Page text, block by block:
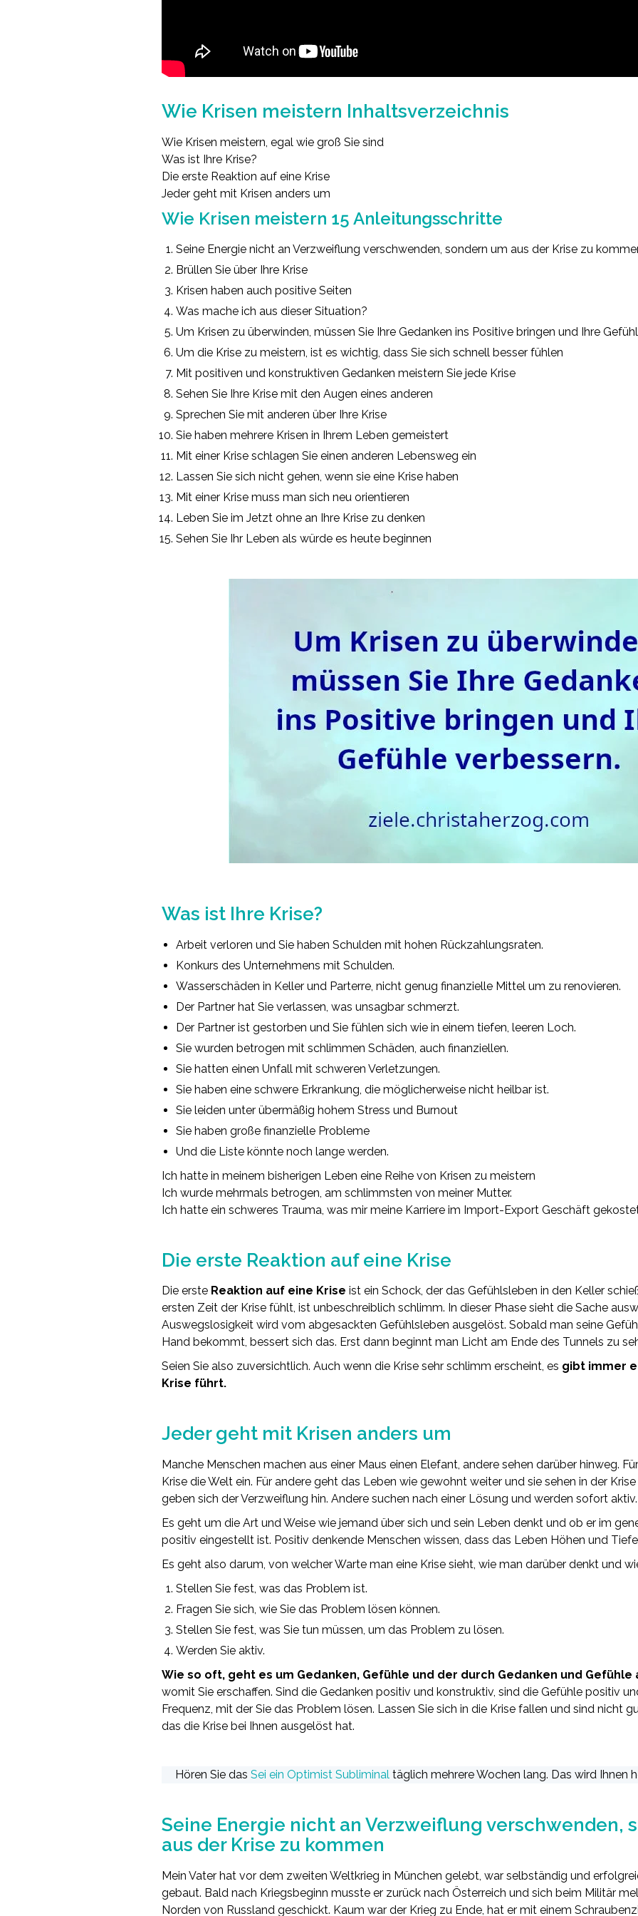
Wie Krisen meistern Inhaltsverzeichnis
Wie Krisen meistern, egal wie groß Sie sind
Was ist Ihre Krise?
Die erste Reaktion auf eine Krise
Jeder geht mit Krisen anders um
Wie Krisen meistern 15 Anleitungsschritte
Seine Energie nicht an Verzweiflung verschwenden, sondern um aus der Krise zu
Brüllen Sie über Ihre Krise
Krisen haben auch positive Seiten
Was mache ich aus dieser Situation?
Um Krisen zu überwinden, müssen Sie Ihre Gedanken ins Positive bringen und Ihre
Um die Krise zu meistern, ist es wichtig, dass Sie sich schnell besser fühlen
Mit positiven und konstruktiven Gedanken meistern Sie jede Krise
Sehen Sie Ihre Krise mit den Augen eines anderen
Sprechen Sie mit anderen über Ihre Krise
Sie haben mehrere Krisen in Ihrem Leben gemeistert
Mit einer Krise schlagen Sie einen anderen Lebensweg ein
Lassen Sie sich nicht gehen, wenn sie eine Krise haben
Mit einer Krise muss man sich neu orientieren
Leben Sie im Jetzt ohne an Ihre Krise zu denken
Sehen Sie Ihr Leben als würde es heute beginnen
Was ist Ihre Krise?
Arbeit verloren und Sie haben Schulden mit hohen Rückzahlungsraten.
Konkurs des Unternehmens mit Schulden.
Wasserschäden in Keller und Parterre, nicht genug finanzielle Mittel um zu renovieren.
Der Partner hat Sie verlassen, was unsagbar schmerzt.
Der Partner ist gestorben und Sie fühlen sich wie in einem tiefen, leeren Loch.
Sie wurden betrogen mit schlimmen Schäden, auch finanziellen.
Sie hatten einen Unfall mit schweren Verletzungen.
Sie haben eine schwere Erkrankung, die möglicherweise nicht heilbar ist.
Sie leiden unter übermäßig hohem Stress und Burnout
Sie haben große finanzielle Probleme
Und die Liste könnte noch lange werden.
Ich hatte in meinem bisherigen Leben eine Reihe von Krisen zu meistern
Ich wurde mehrmals betrogen, am schlimmsten von meiner Mutter.
Ich hatte ein schweres Trauma, was mir meine Karriere im Import-Export Geschäft
Die erste Reaktion auf eine Krise
Die erste Reaktion auf eine Krise ist ein Schock, der das Gefühlsleben in den Keller
ersten Zeit der Krise fühlt, ist unbeschreiblich schlimm. In dieser Phase sieht die Sache
Auswegslosigkeit wird vom abgesackten Gefühlsleben ausgelöst. Sobald man seine
Hand bekommt, bessert sich das. Erst dann beginnt man Licht am Ende des Tunnels zu
Seien Sie also zuversichtlich. Auch wenn die Krise sehr schlimm erscheint, es gibt immer
Krise führt.
Jeder geht mit Krisen anders um
Manche Menschen machen aus einer Maus einen Elefant, andere sehen darüber hinweg.
Krise die Welt ein. Für andere geht das Leben wie gewohnt weiter und sie sehen in der
geben sich der Verzweiflung hin. Andere suchen nach einer Lösung und werden sofort aktiv.
Es geht um die Art und Weise wie jemand über sich und sein Leben denkt und ob er im
positiv eingestellt ist. Positiv denkende Menschen wissen, dass das Leben Höhen und
Es geht also darum, von welcher Warte man eine Krise sieht, wie man darüber denkt und
Stellen Sie fest, was das Problem ist.
Fragen Sie sich, wie Sie das Problem lösen können.
Stellen Sie fest, was Sie tun müssen, um das Problem zu lösen.
Werden Sie aktiv.
Wie so oft, geht es um Gedanken, Gefühle und der durch Gedanken und
womit Sie erschaffen. Sind die Gedanken positiv und konstruktiv, sind die Gefühle positiv
Frequenz, mit der Sie das Problem lösen. Lassen Sie sich in die Krise fallen und sind nicht
das die Krise bei Ihnen ausgelöst hat.
Hören Sie das Sei ein Optimist Subliminaltäglich mehrere Wochen lang. Das wird Ihnen
Seine Energie nicht an Verzweiflung verschwenden,
aus der Krise zu kommen
Mein Vater hat vor dem zweiten Weltkrieg in München gelebt, war selbständig und
gebaut. Bald nach Kriegsbeginn musste er zurück nach Österreich und sich beim Militär
Norden von Russland geschickt. Kaum war der Krieg zu Ende, hat er mit einem